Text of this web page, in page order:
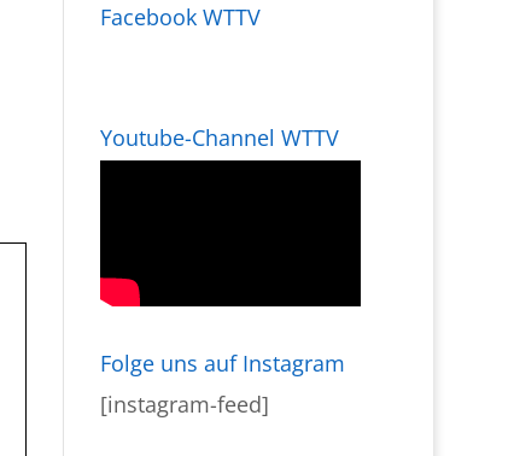
Facebook WTTV
Youtube-Channel WTTV
Folge uns auf Instagram
[instagram-feed]